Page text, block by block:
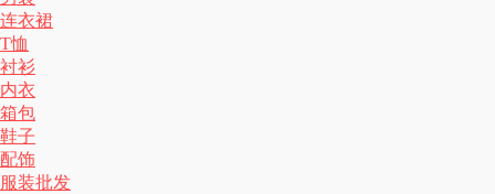
连衣裙
T恤
衬衫
内衣
箱包
鞋子
配饰
服装批发